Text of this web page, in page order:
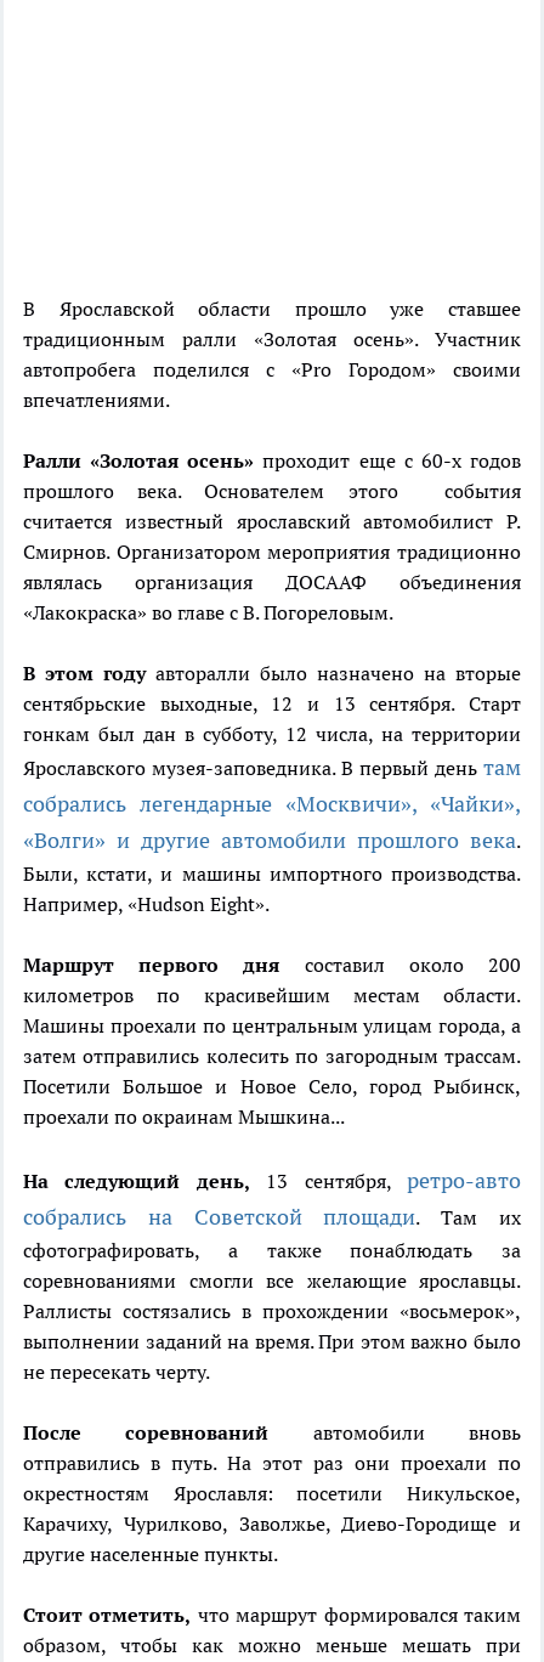
В Ярославской области прошло уже ставшее
традиционным ралли «Золотая осень». Участник
автопробега поделился с «Pro Городом» своими
впечатлениями.
Ралли «Золотая осень» проходит еще с 60-х годов
прошлого века. Основателем этого события
считается известный ярославский автомобилист Р.
Смирнов. Организатором мероприятия традиционно
являлась организация ДОСААФ объединения
«Лакокраска» во главе с В. Погореловым.
В этом годуавторалли было назначено на вторые
сентябрьские выходные, 12 и 13 сентября. Старт
гонкам был дан в субботу, 12 числа, на территории
Ярославского музея-заповедника. В первый день там
собрались легендарные «Москвичи», «Чайки»,
«Волги» и другие автомобили прошлого века.
Были, кстати, и машины импортного производства.
Например, «Hudson Eight».
Маршрут первого дня составил около 200
километров по красивейшим местам области.
Машины проехали по центральным улицам города, а
затем отправились колесить по загородным трассам.
Посетили Большое и Новое Село, город Рыбинск,
проехали по окраинам Мышкина...
На следующий день, 13 сентября,ретро-авто
собрались на Советской площади. Там их
сфотографировать, а также понаблюдать за
соревнованиями смогли все желающие ярославцы.
Раллисты состязались в прохождении «восьмерок»,
выполнении заданий на время. При этом важно было
не пересекать черту.
После соревнований автомобили вновь
отправились в путь. На этот раз они проехали по
окрестностям Ярославля: посетили Никульское,
Карачиху, Чурилково, Заволжье, Диево-Городище и
другие населенные пункты.
Стоит отметить, что маршрут формировался таким
образом, чтобы как можно меньше мешать при